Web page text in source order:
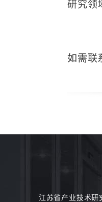
研究领
如需联
江苏省产业技术研